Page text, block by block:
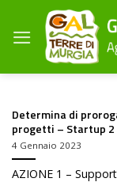
contenuti
Determina di
progetti – Startup 2
4 Gennaio 2023
AZIONE 1 –